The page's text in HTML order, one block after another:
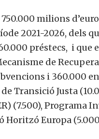
milions
2021-2026, dels
préstecs, i
de
i 360.000
de Transició Justa
(7.500), Programa
Horitzó Europa